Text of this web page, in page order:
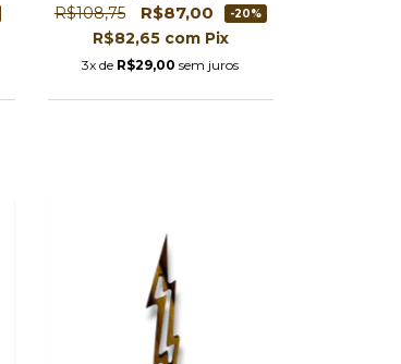
R$108,75 R$87,00 -20%
R$82,65 com Pix
3x de R$29,00 sem juros